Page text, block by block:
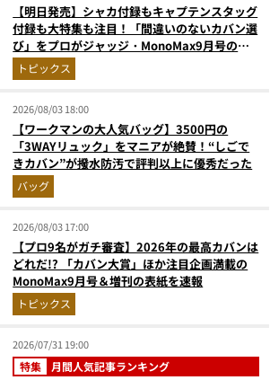
【明日発売】シャカ付録もキャプテンスタッグ
付録も大特集も注目！「間違いのないカバン選
び」をプロがジャッジ・MonoMax9月号の目
次を公開
トピックス
2026/08/03 18:00
【ワークマンの大人気バッグ】3500円の
「3WAYリュック」をマニアが絶賛！“しごで
きカバン”が撥水防汚で評判以上に優秀だった
バッグ
2026/08/03 17:00
【プロ9名がガチ審査】2026年の最高カバンは
どれだ!? 「カバン大賞」ほか注目企画満載の
MonoMax9月号＆増刊の表紙を速報
トピックス
2026/07/31 19:00
特集 月間人気記事ランキング